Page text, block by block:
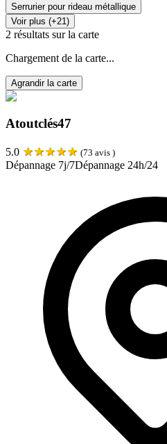
Serrurier pour rideau métallique
Voir plus (+21)
2 résultats sur la carte
Chargement de la carte...
Agrandir la carte
Atoutclés47
5.0 ★★★★★ (73 avis )
Dépannage 7j/7Dépannage 24h/24